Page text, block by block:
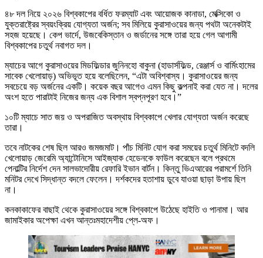
৪৮ দল নিয়ে ২০২৬ বিশ্বকাপের বর্ধিত ফরম্যাট এবং আয়োজক কানাডা, মেক্সিকো ও
যুক্তরাষ্ট্রের স্বয়ংক্রিয় যোগ্যতা অর্জন; সব মিলিয়ে কুরাসাওয়ের জন্য পথটা অনেকটাই
সহজ হয়েছে। কেপ ভার্দে, উজবেকিস্তান ও জর্ডানের সঙ্গে তারা হয়ে গেল আগামী
বিশ্বকাপের চতুর্থ নবাগত দল।
ম্যাচের আগে কুরাসাওয়ের মিডফিল্ডার জুনিনহো বাকুনা (হাডার্সফিল্ড, রেঞ্জার্স ও বার্মিংহামের
সাবেক খেলোয়াড়) অভিভূত হয়ে বলেছিলেন, “এটা অবিশ্বাস্য। কুরাসাওয়ের জন্য
সবচেয়ে বড় অর্জনের একটি। কয়েক বছর আগেও এমন কিছু কল্পনাই করা যেত না। দলের
অংশ হতে পারাটাই নিজের জন্য এক বিশাল স্বপ্নপূরণ হবে।”
১০টি ম্যাচে সাত জয় ও অপরাজিত অবস্থায় বিশ্বকাপে খেলার যোগ্যতা অর্জন করেছে
তারা।
তবে নাটকের শেষ ছিল আরও জমজমাট। পাঁচ মিনিট যোগ করা সময়ের চতুর্থ মিনিটে বদলি
খেলোয়াড় জেরেমি অ্যান্টোনিসে আইজ্যাক হেডেনকে ফাউল করেছেন বলে প্রথমে
পেনাল্টির নির্দেশ দেন সালভাদোরীয় রেফারি ইভান বার্টন। কিন্তু ভিএআরের পরামর্শে তিনি
মনিটর দেখে সিদ্ধান্ত বদলে ফেলেন। দর্শকদের হতাশায় ডুবে যাওয়া ছাড়া উপায় ছিল
না।
কনকাকাফের বাছাই থেকে কুরাসাওয়ের সঙ্গে বিশ্বকাপে উঠেছে হাইতি ও পানামা। আর
জামাইকার অপেক্ষা এখন আন্তঃমহাদেশীয় প্লে-অফ।